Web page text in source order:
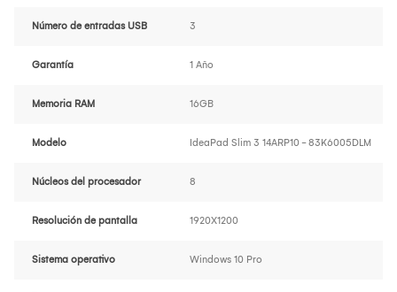
Número de entradas USB 3
Garantía 1 Año
Memoria RAM 16GB
Modelo IdeaPad Slim 3 14ARP10 - 83K6005DLM
Núcleos del procesador 8
Resolución de pantalla 1920X1200
Sistema operativo Windows 10 Pro